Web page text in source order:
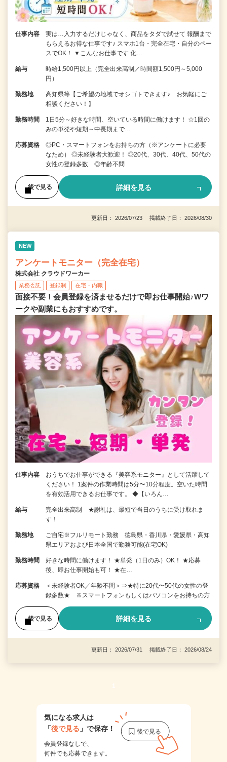
仕事内容
実は…入力するだけじゃなく、商品をタダで試せて 報酬まで
もらえるお得な仕事です♪ スマホ1台・完全在宅・自分のペー
スでOK！ ▼こんなお仕事です 化…
給与
時給1,500円以上（完全出来高制／時間額1,500円～5,000
円）
勤務地
高知県等【ご希望の地域でオシゴトできます♪ お気軽にご
相談ください！】
勤務時間
1日5分～好きな時間、空いている時間に働けます！ ☆1回の
みの単発や短期～中長期まで…
応募資格
◎PC・スマートフォンをお持ちの方（※アンケートに必要
なため） ◎未経験者大歓迎！ ◎20代、30代、40代、50代の
女性の登録多数 ◎年齢不問
後で見る 詳細を見る
更新日： 2026/07/23 掲載終了日： 2026/08/30
NEW
アンケートモニター（完全在宅）
株式会社 クラウドワーカー
業務委託 登録制 在宅・内職
面接不要！会員登録を済ませるだけで即お仕事開始♪Wワ
ークや副業にもおすすめです。
仕事内容
おうちでお仕事ができる『美容系モニター』として活躍して
ください！ 1案件の作業時間は5分〜10分程度。空いた時間
を有効活用できるお仕事です。 ◆【いろん…
給与
完全出来高制 ★謝礼は、最短で当日のうちに受け取れま
す！
勤務地
ご自宅※フルリモート勤務 徳島県・香川県・愛媛県・高知
県エリアおよび日本全国で勤務可能(在宅OK)
勤務時間
好きな時間に働けます！ ★単発（1日のみ）OK！ ★応募
後、即お仕事開始も可！ ★在…
応募資格
＜未経験者OK／年齢不問＞⇒★特に20代〜50代の女性の登
録多数★ ※スマートフォンもしくはパソコンをお持ちの方
後で見る 詳細を見る
更新日： 2026/07/31 掲載終了日： 2026/08/24
1
気になる求人は
「後で見る 」で保存！
会員登録なしで、
何件でも応募できます。